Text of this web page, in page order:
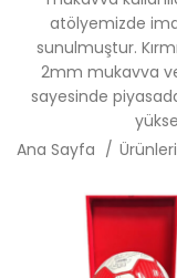
atölyemizde
sunulmuştur.
2mm mukavva
sayesinde
Ana Sayfa